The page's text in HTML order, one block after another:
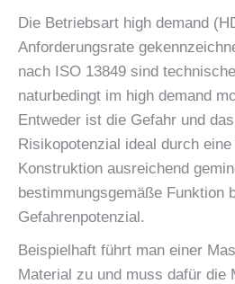
Die Betriebsart high demand
Anforderungsrate
nach ISO 13849 sind
naturbedingt im high demand
Entweder ist die Gefahr und
Risikopotenzial ideal durch
Konstruktion ausreichend
bestimmungsgemäße Funktion
Gefahrenpotenzial.
Beispielhaft führt man einer
Material zu und muss dafür die